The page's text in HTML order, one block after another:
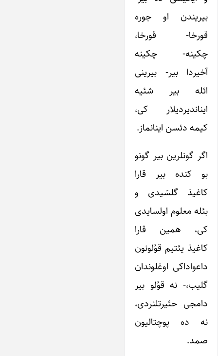
بیریندن او جوره
قورخا- قورخا،
چکینه- چکینه
آخیردا بیر- بیرینی
ائله بیر شئیه
ایناندیردیلار کی،
کیمه دئسن اینانماز.
اگر گونلرین بیر گونو
بو کنده بیر قارا
کاغیذ گلسَیدی و
بئله معلوم اولسایدی
کی، همین قارا
کاغیذ یئتیم قوُلونون
داعواداکی اوغلوندان
گلیب،- نه قوُلو بیر
دامجی حئیرتلنردی،
نه ده پوچتالیون
صمد.